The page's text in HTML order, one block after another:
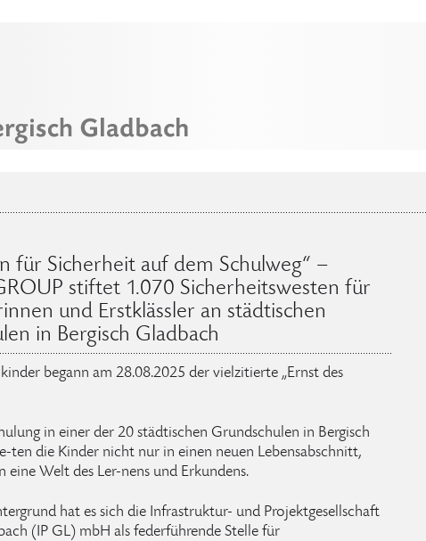
für Sicherheit auf dem Schulweg“ –
stiftet 1.070 Sicherheitswesten für
und Erstklässler an städtischen
in Bergisch Gladbach
begann am 28.08.2025 der vielzitierte „Ernst des
in einer der 20 städtischen Grundschulen in Bergisch
ten die Kinder nicht nur in einen neuen Lebensabschnitt,
eine Welt des Ler-nens und Erkundens.
hat es sich die Infrastruktur- und Projektgesellschaft
(IP GL) mbH als federführende Stelle für